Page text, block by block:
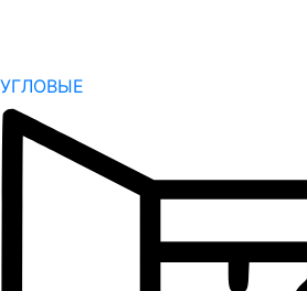
УГЛОВЫЕ